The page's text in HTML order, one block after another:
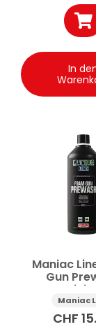
In
Maniac
Gun
1 l
Maniac
CHF